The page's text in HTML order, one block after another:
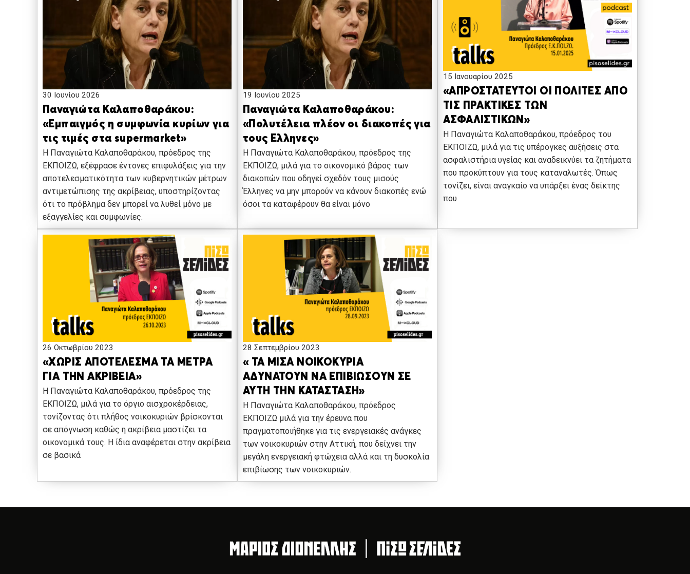
30 Ιουνίου 2026
Παναγιώτα Καλαποθαράκου:
«Εμπαιγμός η συμφωνία κυρίων για
τις τιμές στα supermarket»
Η Παναγιώτα Καλαποθαράκου, πρόεδρος της
ΕΚΠΟΙΖΩ, εξέφρασε έντονες επιφυλάξεις για την
αποτελεσματικότητα των κυβερνητικών μέτρων
αντιμετώπισης της ακρίβειας, υποστηρίζοντας
ότι το πρόβλημα δεν μπορεί να λυθεί μόνο με
εξαγγελίες και συμφωνίες.
19 Ιουνίου 2025
Παναγιώτα Καλαποθαράκου:
«Πολυτέλεια πλέον οι διακοπές για
τους Ελληνες»
Η Παναγιώτα Καλαποθαράκου, πρόεδρος της
ΕΚΠΟΙΖΩ, μιλά για το οικονομικό βάρος των
διακοπών που οδηγεί σχεδόν τους μισούς
Έλληνες να μην μπορούν να κάνουν διακοπές ενώ
όσοι τα καταφέρουν θα είναι μόνο
15 Ιανουαρίου 2025
«ΑΠΡΟΣΤΑΤΕΥΤΟΙ ΟΙ ΠΟΛΙΤΕΣ ΑΠΟ
ΤΙΣ ΠΡΑΚΤΙΚΕΣ ΤΩΝ
ΑΣΦΑΛΙΣΤΙΚΩΝ»
Η Παναγιώτα Καλαποθαράκου, πρόεδρος του
ΕΚΠΟΙΖΩ, μιλά για τις υπέρογκες αυξήσεις στα
ασφαλιστήρια υγείας και αναδεικνύει τα ζητήματα
που προκύπτουν για τους καταναλωτές. Όπως
τονίζει, είναι αναγκαίο να υπάρξει ένας δείκτης
που
26 Οκτωβρίου 2023
«ΧΩΡΙΣ ΑΠΟΤΕΛΕΣΜΑ ΤΑ ΜΕΤΡΑ
ΓΙΑ ΤΗΝ ΑΚΡΙΒΕΙΑ»
Η Παναγιώτα Καλαποθαράκου, πρόεδρος της
ΕΚΠΟΙΖΩ, μιλά για το όργιο αισχροκέρδειας,
τονίζοντας ότι πλήθος νοικοκυριών βρίσκονται
σε απόγνωση καθώς η ακρίβεια μαστίζει τα
οικονομικά τους. Η ίδια αναφέρεται στην ακρίβεια
σε βασικά
28 Σεπτεμβρίου 2023
« ΤΑ ΜΙΣΑ ΝΟΙΚΟΚΥΡΙΑ
ΑΔΥΝΑΤΟΥΝ ΝΑ ΕΠΙΒΙΩΣΟΥΝ ΣΕ
ΑΥΤΗ ΤΗΝ ΚΑΤΑΣΤΑΣΗ»
Η Παναγιώτα Καλαποθαράκου, πρόεδρος
ΕΚΠΟΙΖΩ μιλά για την έρευνα που
πραγματοποιήθηκε για τις ενεργειακές ανάγκες
των νοικοκυριών στην Αττική, που δείχνει την
μεγάλη ενεργειακή φτώχεια αλλά και τη δυσκολία
επιβίωσης των νοικοκυριών.